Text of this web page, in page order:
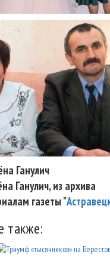
Ганулич
Ганулич, из архива
газеты "
также: